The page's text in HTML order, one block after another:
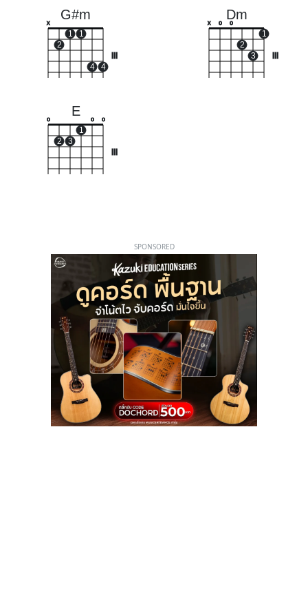
G#m
x
2
1 1
4 4
Dm
x o o
2
3
1
E
o
2 3
1
o o
SPONSORED